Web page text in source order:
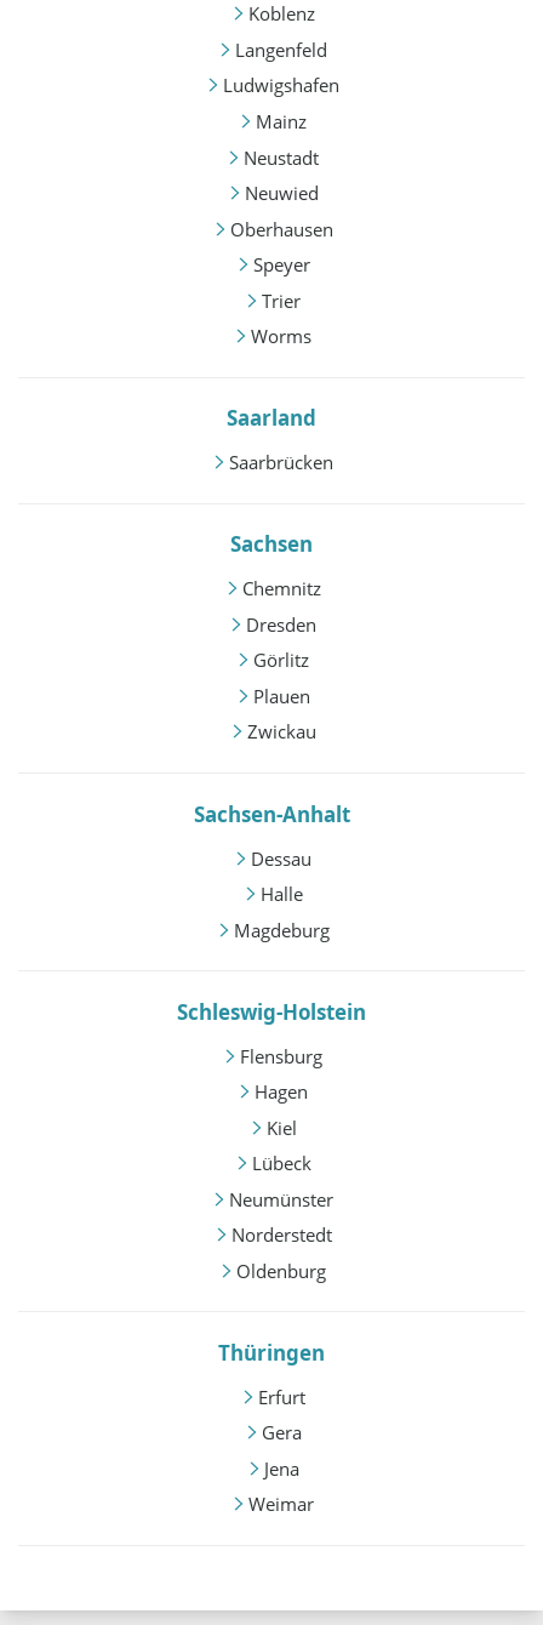
Koblenz
Langenfeld
Ludwigshafen
Mainz
Neustadt
Neuwied
Oberhausen
Speyer
Trier
Worms
Saarland
Saarbrücken
Sachsen
Chemnitz
Dresden
Görlitz
Plauen
Zwickau
Sachsen-Anhalt
Dessau
Halle
Magdeburg
Schleswig-Holstein
Flensburg
Hagen
Kiel
Lübeck
Neumünster
Norderstedt
Oldenburg
Thüringen
Erfurt
Gera
Jena
Weimar